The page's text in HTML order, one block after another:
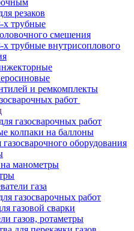
резаков
х трубные
смешения
х трубные внутрисоплового
и ремкомплекты
работ
газосварочных работ
колпаки на баллоны
оборудования
манометры
газа
газосварочных работ
газовой сварки
газов, ротаметры